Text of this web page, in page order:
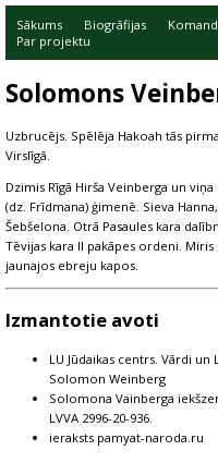
Sākums Biogrāfijas
Par projektu
Solomons
Uzbrucējs. Spēlēja Hakoah tās
Virslīgā.
Dzimis Rīgā Hirša Veinberga un viņa
(dz. Frīdmana) ģimenē. Sieva
Šebšelona. Otrā Pasaules kara
Tēvijas kara II pakāpes ordeni. Miris
jaunajos ebreju kapos.
Izmantotie avoti
LU Jūdaikas centrs. Vārdi un
Solomon Weinberg
Solomona Vainberga
LVVA 2996-20-936.
ieraksts pamyat-naroda.ru